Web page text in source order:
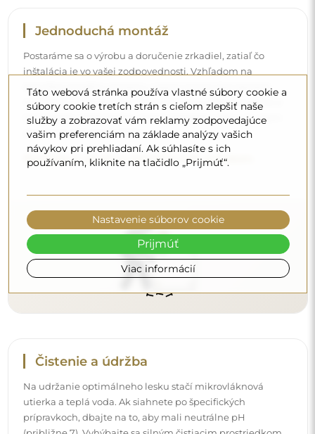
Čistenie a údržba
Na udržanie optimálneho lesku stačí mikrovláknová
utierka a teplá voda. Ak siahnete po špecifických
prípravkoch, dbajte na to, aby mali neutrálne pH
(približne 7). Vyhýbajte sa silným čistiacim prostriedkom
obsahujúcim ocot, amoniak alebo silné kyseliny – umožní
Objavte ďalšie tipy na našom blogu.
Doručenie domov
Ponúkame službu doručenia domov, ktorá vám umožní
prijať balík priamo pred vaše dvere. Za príplatok 40 €
ponúkame ajdoručenie až do bytu
, ktoré umožňuje
doručiť balík priamo do vášho domu (pre rozmery do
Táto webová stránka používa vlastné súbory cookie a
súbory cookie tretích strán s cieľom zlepšiť naše
služby a zobrazovať vám reklamy zodpovedajúce
vašim preferenciám na základe analýzy vašich
návykov pri prehliadaní. Ak súhlasíte s ich
používaním, kliknite na tlačidlo „Prijmúť“.
Viac informácií
Nastavenie súborov cookie
Prijmúť